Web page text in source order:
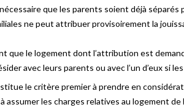
que les parents soient déjà
ne peut attribuer provisoirement la
que le logement dont l’attribution est
avec leurs parents ou avec l’un d’eux si
le critère premier à prendre en
assumer les charges relatives au logement